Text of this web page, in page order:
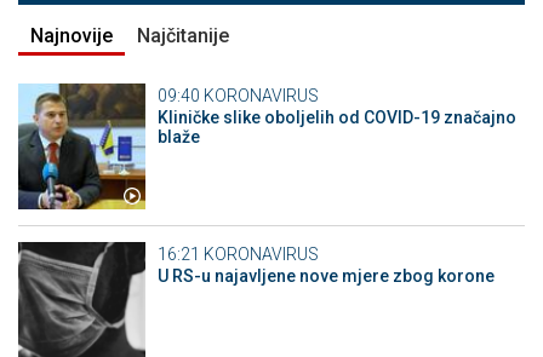
Najnovije Najčitanije
09:40 KORONAVIRUS
Kliničke slike oboljelih od COVID-19 značajno
blaže
16:21 KORONAVIRUS
U RS-u najavljene nove mjere zbog korone